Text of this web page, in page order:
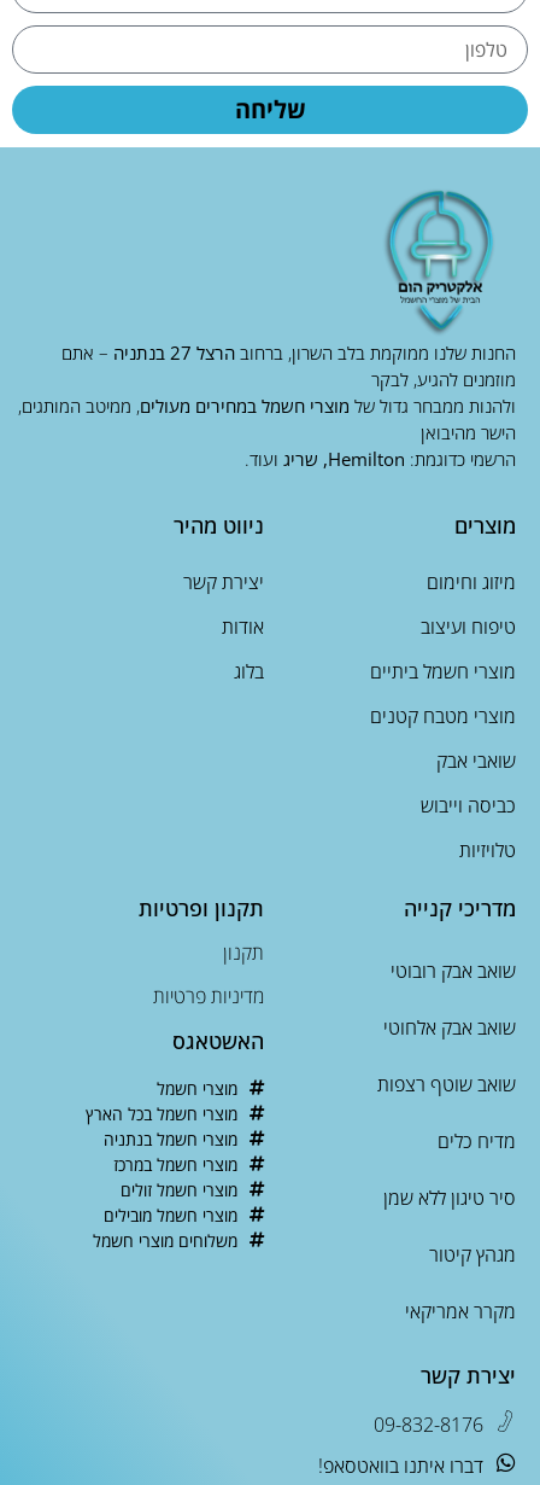
שליחה
החנות שלנו ממוקמת בלב השרון, ברחוב הרצל 27 בנתניה
– אתם
מוזמנים להגיע, לבקר
ולהנות ממבחר גדול של מוצרי חשמל במחירים מעולים, ממיטב המותגים,
הישר מהיבואן
הרשמי כדוגמת: Hemilton, שריג ועוד.
מוצרים
מיזוג וחימום
טיפוח ועיצוב
מוצרי חשמל ביתיים
מוצרי מטבח קטנים
שואבי אבק
כביסה וייבוש
טלויזיות
ניווט מהיר
יצירת קשר
אודות
בלוג
מדריכי קנייה
שואב אבק רובוטי
שואב אבק אלחוטי
שואב שוטף רצפות
מדיח כלים
סיר טיגון ללא שמן
מגהץ קיטור
מקרר אמריקאי
תקנון ופרטיות
תקנון
מדיניות פרטיות
האשטאגס
מוצרי חשמל
מוצרי חשמל בכל הארץ
מוצרי חשמל בנתניה
מוצרי חשמל במרכז
מוצרי חשמל זולים
מוצרי חשמל מובילים
משלוחים מוצרי חשמל
יצירת קשר
09-832-8176
דברו איתנו בוואטסאפ!